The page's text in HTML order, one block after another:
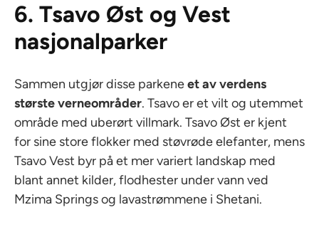
6. Tsavo Øst og Vest
nasjonalparker
Sammen utgjør disse parkeneet av verdens
største verneområder. Tsavo er et vilt og utemmet
område med uberørt villmark. Tsavo Øst er kjent
for sine store flokker med støvrøde elefanter, mens
Tsavo Vest byr på et mer variert landskap med
blant annet kilder, flodhester under vann ved
Mzima Springs og lavastrømmene i Shetani.